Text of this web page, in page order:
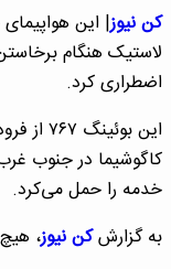
کن نیوز| این
لاستیک هنگام
اضطراری کرد.
این
خدمه را حمل می‌کرد.
به گزارشکن نیوز،